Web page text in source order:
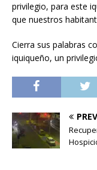
privilegio, para este
que nuestros
Cierra sus palabras
iquiqueño, un